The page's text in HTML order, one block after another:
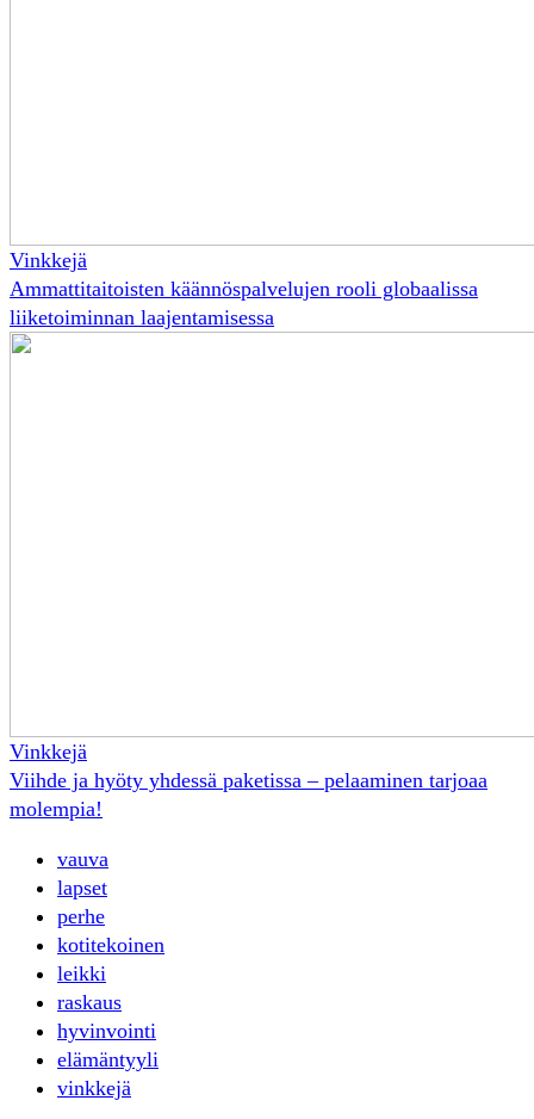
Vinkkejä
Ammattitaitoisten käännöspalvelujen rooli globaalissa
liiketoiminnan laajentamisessa
Vinkkejä
Viihde ja hyöty yhdessä paketissa – pelaaminen tarjoaa
molempia!
vauva
lapset
perhe
kotitekoinen
leikki
raskaus
hyvinvointi
elämäntyyli
vinkkejä